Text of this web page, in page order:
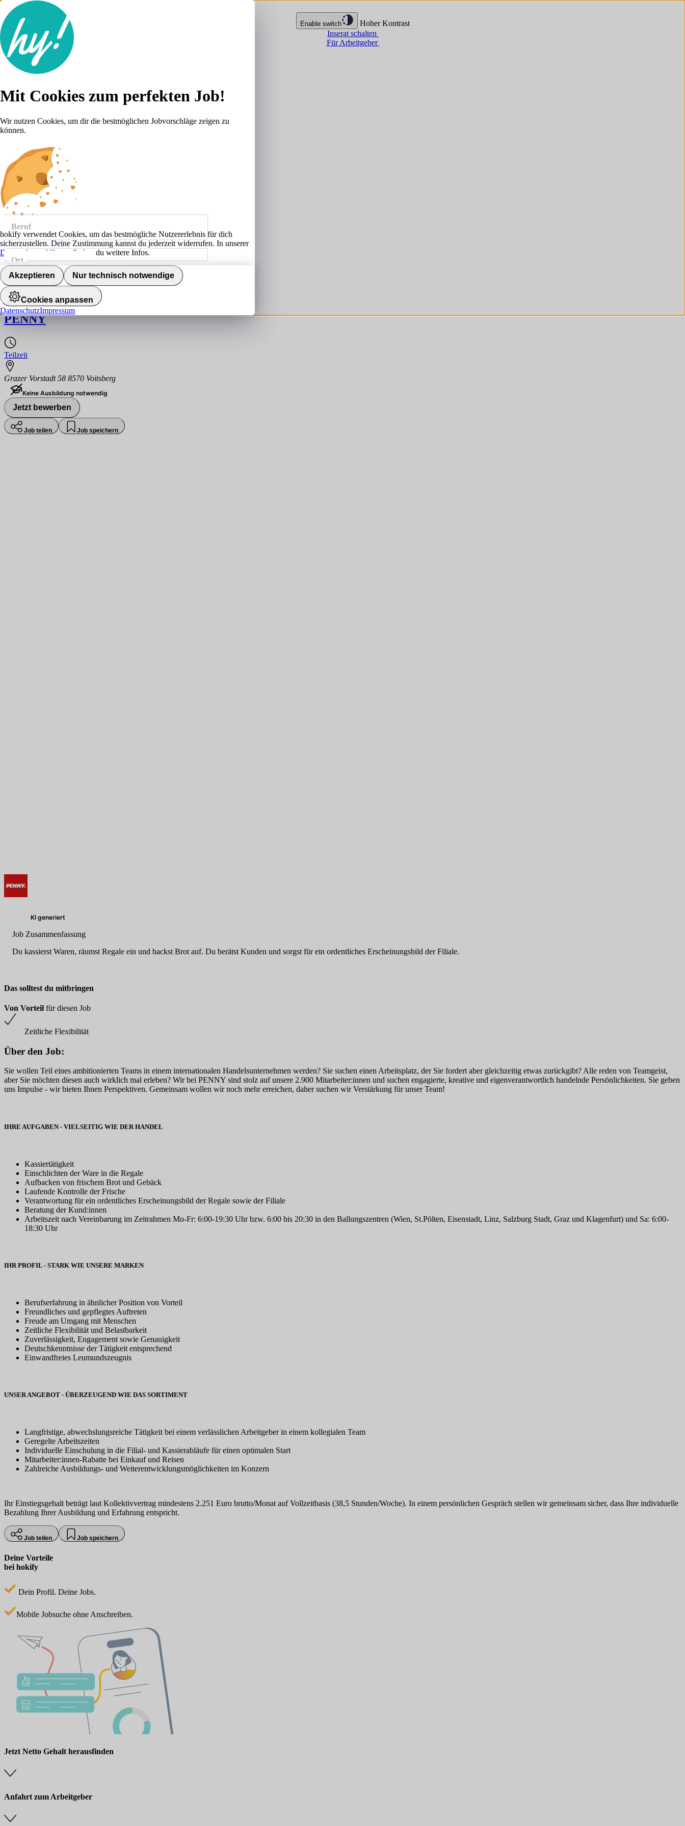
Enable switch
Hoher Kontrast
Inserat schalten
Für Arbeitgeber
Lebenslauf
Karriere-Tipps
Anmelden
weitere
Jobs anzeigen
Beruf
Ort
Jobs finden
Kassier:in mit Regalbetreuung
PENNY
Teilzeit
Grazer Vorstadt 58 8570 Voitsberg
Keine Ausbildung notwendig
Jetzt bewerben
Job teilen Job speichern
KI generiert
Job Zusammenfassung
Du kassierst Waren, räumst Regale ein und backst Brot auf. Du berätst Kunden und sorgst für ein ordentliches Erscheinungsbild der Filiale.
Das solltest du mitbringen
Von Vorteil für diesen Job
Zeitliche Flexibilität
Über den Job:
Sie wollen Teil eines ambitionierten Teams in einem internationalen Handelsunternehmen werden? Sie suchen einen Arbeitsplatz, der Sie fordert aber gleichzeitig etwas zurückgibt? Alle reden von Teamgeist,
aber Sie möchten diesen auch wirklich mal erleben? Wir bei PENNY sind stolz auf unsere 2.900 Mitarbeiter:innen und suchen engagierte, kreative und eigenverantwortlich handelnde Persönlichkeiten. Sie geben
uns Impulse - wir bieten Ihnen Perspektiven. Gemeinsam wollen wir noch mehr erreichen, daher suchen wir Verstärkung für unser Team!
IHRE AUFGABEN - VIELSEITIG WIE DER HANDEL
Kassiertätigkeit
Einschlichten der Ware in die Regale
Aufbacken von frischem Brot und Gebäck
Laufende Kontrolle der Frische
Verantwortung für ein ordentliches Erscheinungsbild der Regale sowie der Filiale
Beratung der Kund:innen
Arbeitszeit nach Vereinbarung im Zeitrahmen Mo-Fr: 6:00-19:30 Uhr bzw. 6:00 bis 20:30 in den Ballungszentren (Wien, St.Pölten, Eisenstadt, Linz, Salzburg Stadt, Graz und Klagenfurt) und Sa: 6:00-
18:30 Uhr
IHR PROFIL - STARK WIE UNSERE MARKEN
Berufserfahrung in ähnlicher Position von Vorteil
Freundliches und gepflegtes Auftreten
Freude am Umgang mit Menschen
Zeitliche Flexibilität und Belastbarkeit
Zuverlässigkeit, Engagement sowie Genauigkeit
Deutschkenntnisse der Tätigkeit entsprechend
Einwandfreies Leumundszeugnis
UNSER ANGEBOT - ÜBERZEUGEND WIE DAS SORTIMENT
Langfristige, abwechslungsreiche Tätigkeit bei einem verlässlichen Arbeitgeber in einem kollegialen Team
Geregelte Arbeitszeiten
Individuelle Einschulung in die Filial- und Kassierabläufe für einen optimalen Start
Mitarbeiter:innen-Rabatte bei Einkauf und Reisen
Zahlreiche Ausbildungs- und Weiterentwicklungsmöglichkeiten im Konzern
Ihr Einstiegsgehalt beträgt laut Kollektivvertrag mindestens 2.251 Euro brutto/Monat auf Vollzeitbasis (38,5 Stunden/Woche). In einem persönlichen Gespräch stellen wir gemeinsam sicher, dass Ihre individuelle
Bezahlung Ihrer Ausbildung und Erfahrung entspricht.
Job teilen Job speichern
Deine Vorteile
bei hokify
Dein Profil. Deine Jobs.
Mobile Jobsuche ohne Anschreiben.
Jetzt Netto Gehalt herausfinden
Anfahrt zum Arbeitgeber
Mit Cookies zum perfekten Job!
Wir nutzen Cookies, um dir die bestmöglichen Jobvorschläge zeigen zu
können.
hokify verwendet Cookies, um das bestmögliche Nutzererlebnis für dich
sicherzustellen. Deine Zustimmung kannst du jederzeit widerrufen. In unserer
Datenschutzerklärung
findest du weitere Infos.
Akzeptieren Nur technisch notwendige
Cookies anpassen
DatenschutzImpressum